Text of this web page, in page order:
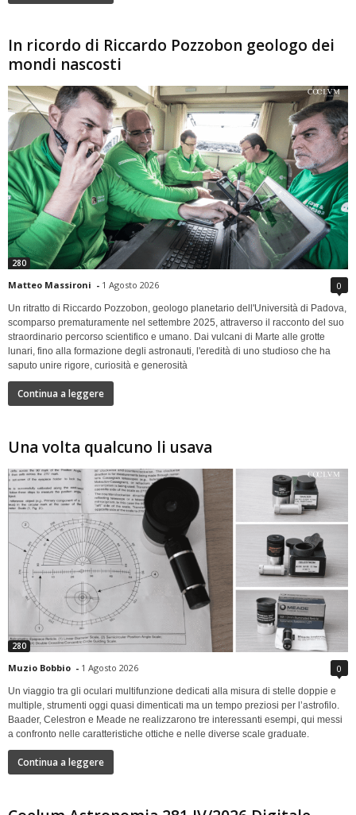
In ricordo di Riccardo Pozzobon geologo dei
mondi nascosti
280
Matteo Massironi - 1 Agosto 2026 0
Un ritratto di Riccardo Pozzobon, geologo planetario dell'Università di Padova,
scomparso prematuramente nel settembre 2025, attraverso il racconto del suo
straordinario percorso scientifico e umano. Dai vulcani di Marte alle grotte
lunari, fino alla formazione degli astronauti, l'eredità di uno studioso che ha
saputo unire rigore, curiosità e generosità
Continua a leggere
Una volta qualcuno li usava
280
Muzio Bobbio - 1 Agosto 2026 0
Un viaggio tra gli oculari multifunzione dedicati alla misura di stelle doppie e
multiple, strumenti oggi quasi dimenticati ma un tempo preziosi per l’astrofilo.
Baader, Celestron e Meade ne realizzarono tre interessanti esempi, qui messi
a confronto nelle caratteristiche ottiche e nelle diverse scale graduate.
Continua a leggere